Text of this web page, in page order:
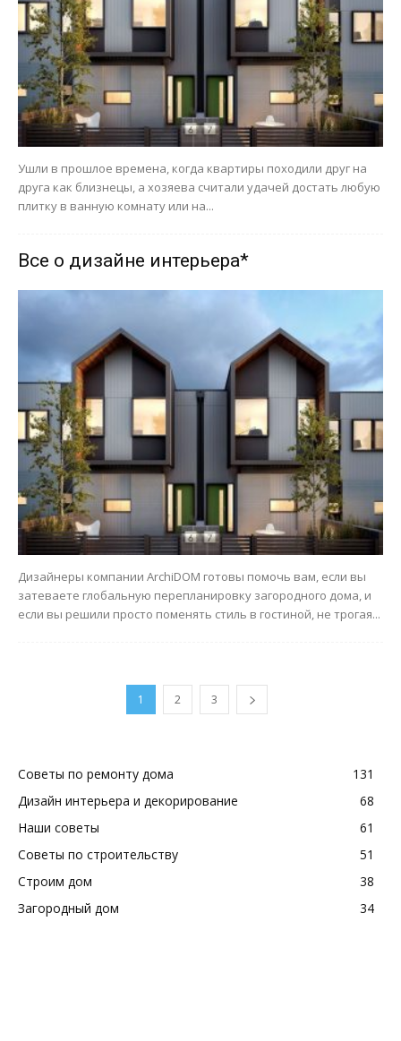
Ушли в прошлое времена, когда квартиры походили друг на
друга как близнецы, а хозяева считали удачей достать любую
плитку в ванную комнату или на...
Все о дизайне интерьера*
Дизайнеры компании ArchiDOM готовы помочь вам, если вы
затеваете глобальную перепланировку загородного дома, и
если вы решили просто поменять стиль в гостиной, не трогая...
1 2 3
Советы по ремонту дома
131
Дизайн интерьера и декорирование
68
Наши советы
61
Советы по строительству
51
Строим дом
38
Загородный дом
34